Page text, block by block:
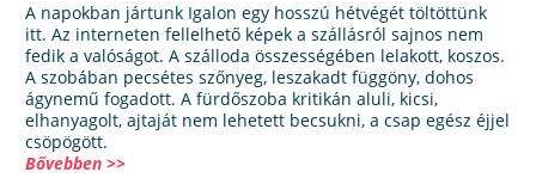
A napokban jártunk Igalon egy hosszú hétvégét töltöttünk
itt. Az interneten fellelhető képek a szállásról sajnos nem
fedik a valóságot. A szálloda összességében lelakott, koszos.
A szobában pecsétes szőnyeg, leszakadt függöny, dohos
ágynemű fogadott. A fürdőszoba kritikán aluli, kicsi,
elhanyagolt, ajtaját nem lehetett becsukni, a csap egész éjjel
csöpögött.
Bővebben >>